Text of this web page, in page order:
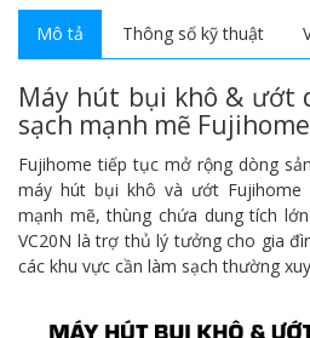
Mô tả Thông số kỹ thuật
Máy hút bụi khô & ướt
sạch mạnh mẽ
Fujihome tiếp tục mở rộng dòng
máy hút bụi khô và ướt Fujihome
mạnh mẽ, thùng chứa dung tích
VC20N là trợ thủ lý tưởng cho gia
các khu vực cần làm sạch thường